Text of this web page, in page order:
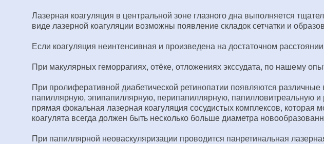
Лазерная коагуляция в центральной зоне глазного дна выполняется
виде лазерной коагуляции возможны появление складок сетчатки и
Если коагуляция неинтенсивная и произведена на достаточном
При макулярных геморрагиях, отёке, отложениях экссудата, по нашему
При пролиферативной диабетической ретинопатии появляются
папиллярную, эпипапиллярную, перипапиллярную, папилловитреальную
прямая фокальная лазерная коагуляция сосудистых комплексов,
коагулята всегда должен быть несколько больше диаметра
При папиллярной неоваскуляризации проводится панретинальная